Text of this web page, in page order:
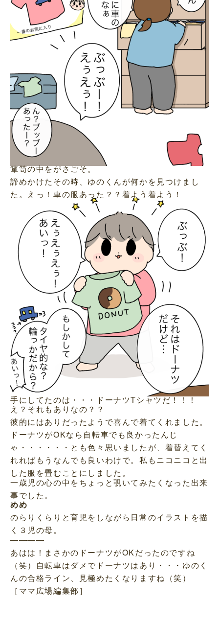
箪笥の中をがさごそ。
諦めかけたその時、ゆのくんが何かを見つけまし
た。えっ！車の服あった？？着よう着よう！
手にしてたのは・・・ドーナツTシャツだ！！！
え？それもありなの？？
彼的にはありだったようで喜んで着てくれました。
ドーナツがOKなら自転車でも良かったんじ
ゃ・・・・・・とも色々思いましたが、着替えてく
れればもうなんでも良いわけで。私もニコニコと出
した服を畳むことにしました。
一歳児の心の中をちょっと覗いてみたくなった出来
事でした。
めめ
のらりくらりと育児をしながら日常のイラストを描
く３児の母。
————
あはは！まさかのドーナツがOKだったのですね
（笑）自転車はダメでドーナツはあり・・・ゆのく
んの合格ライン、見極めたくなりますね（笑）
［ママ広場編集部］